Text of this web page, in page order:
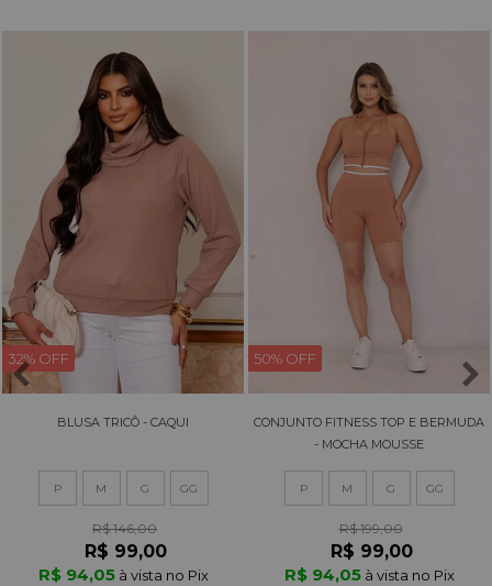
32% OFF
BLUSA TRICÔ - CAQUI
P M G GG
R$ 146,00
R$ 99,00
R$ 94,05 à vista no Pix
50% OFF
CONJUNTO FITNESS TOP E BERMUDA
- MOCHA MOUSSE
P M G GG
R$ 199,00
R$ 99,00
R$ 94,05 à vista no Pix